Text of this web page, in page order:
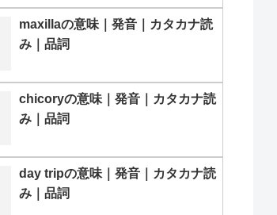
maxillaの意味｜発音｜カタカナ読
み｜品詞
chicoryの意味｜発音｜カタカナ読
み｜品詞
day tripの意味｜発音｜カタカナ読
み｜品詞